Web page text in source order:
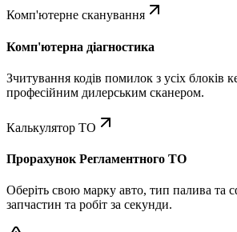
Комп'ютерне сканування
Комп'ютерна діагностика
Зчитування кодів помилок з усіх блоків
професійним дилерським сканером.
Калькулятор ТО
Прорахунок Регламентного ТО
Оберіть свою марку авто, тип палива та
запчастин та робіт за секунди.